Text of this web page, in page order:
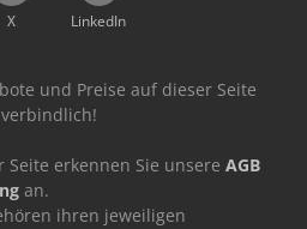
X LinkedIn
und Preise auf dieser Seite
erkennen Sie unsere AGB
an.
ihren jeweiligen